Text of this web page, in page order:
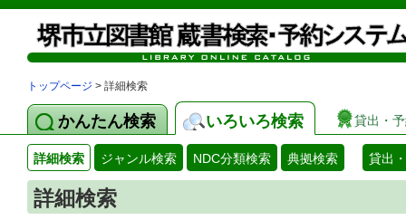
トップページ > 詳細検索
かんたん検索 いろいろ検索 貸出・
詳細検索 ジャンル検索 NDC分類検索 典拠検索 貸出
詳細検索